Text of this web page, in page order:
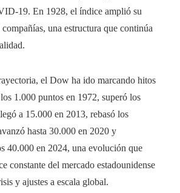
19. En 1928, el índice amplió su
una estructura que continúa
el Dow ha ido marcando hitos
1.000 puntos en 1972, superó los
a 15.000 en 2013, rebasó los
hasta 30.000 en 2020 y
40.000 en 2024, una evolución que
constante del mercado estadounidense
y ajustes a escala global.